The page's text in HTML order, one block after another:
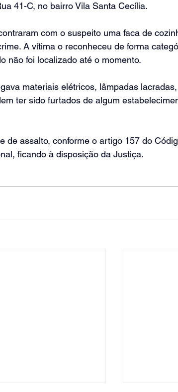
41-C, no bairro Vila Santa Cecília.
com o suspeito uma faca de
A vítima o reconheceu de forma
não foi localizado até o momento.
materiais elétricos, lâmpadas
ter sido furtados de algum
de assalto, conforme o artigo 157 do
ficando à disposição da Justiça.